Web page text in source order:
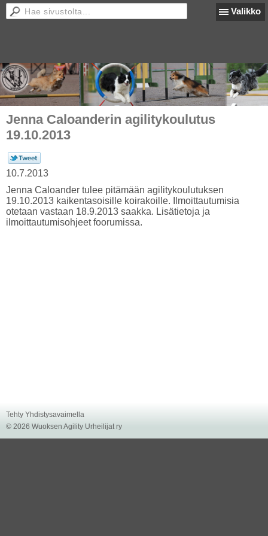
Valikko
Jenna Caloanderin agilitykoulutus
19.10.2013
10.7.2013
Jenna Caloander tulee pitämään agilitykoulutuksen
19.10.2013 kaikentasoisille koirakoille. Ilmoittautumisia
otetaan vastaan 18.9.2013 saakka. Lisätietoja ja
ilmoittautumisohjeet foorumissa.
Tehty Yhdistysavaimella
© 2026 Wuoksen Agility Urheilijat ry